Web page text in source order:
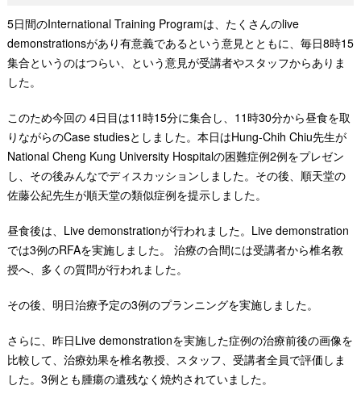
5日間のInternational Training Programは、たくさんのlive
demonstrationsがあり有意義であるという意見とともに、毎日8時15
集合というのはつらい、という意見が受講者やスタッフからありま
した。
このため今回の 4日目は11時15分に集合し、11時30分から昼食を取
りながらのCase studiesとしました。本日はHung-Chih Chiu先生が
National Cheng Kung University Hospitalの困難症例2例をプレゼン
し、その後みんなでディスカッションしました。その後、順天堂の
佐藤公紀先生が順天堂の類似症例を提示しました。
昼食後は、Live demonstrationが行われました。Live demonstration
では3例のRFAを実施しました。 治療の合間には受講者から椎名教
授へ、多くの質問が行われました。
その後、明日治療予定の3例のプランニングを実施しました。
さらに、昨日Live demonstrationを実施した症例の治療前後の画像を
比較して、治療効果を椎名教授、スタッフ、受講者全員で評価しま
した。3例とも腫瘍の遺残なく焼灼されていました。